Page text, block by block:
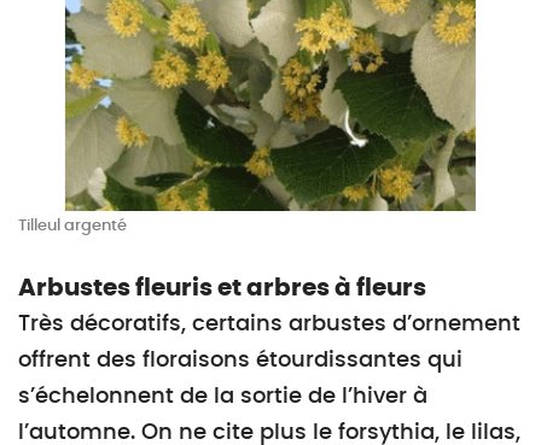
Tilleul argenté
Arbustes fleuris et arbres à fleurs
Très décoratifs, certains arbustes d’ornement
offrent des floraisons étourdissantes qui
s’échelonnent de la sortie de l’hiver à
l’automne. On ne cite plus le forsythia, le lilas,